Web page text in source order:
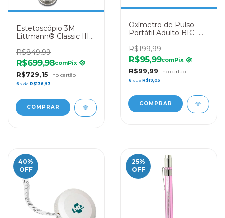
Estetoscópio 3M
Littmann® Classic III
R$849,99
R$729,15
R$699,98comPix
6 x de R$138,93
Oxímetro de Pulso
Portátil Adulto BIC -
R$199,99
R$99,99
R$95,99comPix
6 x de R$19,05
40%
OFF
25%
OFF